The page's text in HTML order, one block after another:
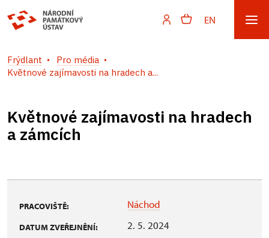
EN
Frýdlant
Pro média
Květnové zajímavosti na hradech a...
Květnové zajímavosti na hradech
a zámcích
PRACOVIŠTĚ: Náchod
DATUM ZVEŘEJNĚNÍ: 2. 5. 2024